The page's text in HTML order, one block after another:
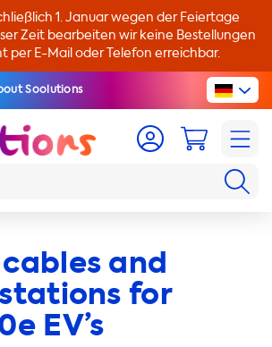
1. Januar wegen der Feiertage
Zeit bearbeiten wir keine Bestellungen
per E-Mail oder Telefon erreichbar.
Soolutions
and
for
EV’s